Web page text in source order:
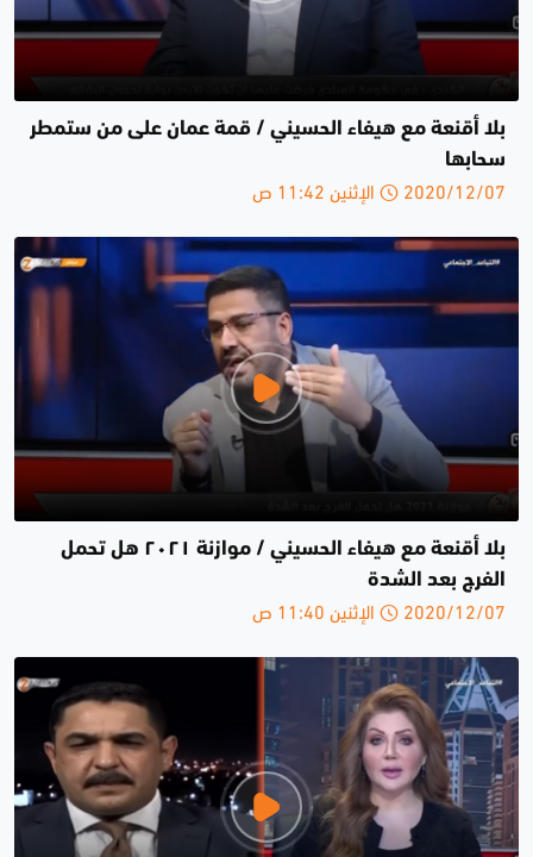
بلا أقنعة مع هيفاء الحسيني / قمة عمان على من ستمطر
سحابها
2020/12/07 الإثنين 11:42 ص
بلا أقنعة مع هيفاء الحسيني / موازنة ٢٠٢١ هل تحمل
الفرج بعد الشدة
2020/12/07 الإثنين 11:40 ص